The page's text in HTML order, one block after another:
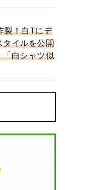
裂！白Tにデ
タイルを公開
「白シャツ似